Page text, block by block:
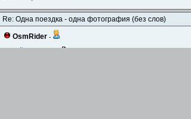
Re: Одна поездка - одна фотография (без слов)
OsmRider -
19 май 2020, 08:22